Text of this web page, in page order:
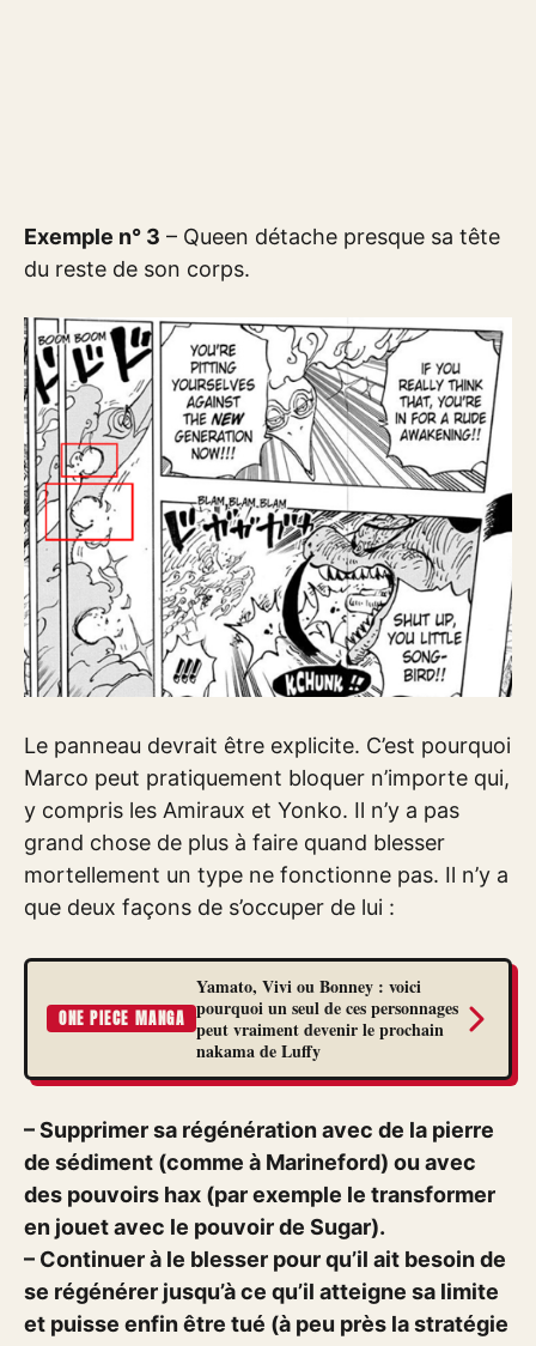
Exemple n° 3 – Queen détache presque sa tête
du reste de son corps.
Le panneau devrait être explicite. C’est pourquoi
Marco peut pratiquement bloquer n’importe qui,
y compris les Amiraux et Yonko. Il n’y a pas
grand chose de plus à faire quand blesser
mortellement un type ne fonctionne pas. Il n’y a
que deux façons de s’occuper de lui :
ONE PIECE MANGA
Yamato, Vivi ou Bonney : voici
pourquoi un seul de ces personnages
peut vraiment devenir le prochain
nakama de Luffy
– Supprimer sa régénération avec de la pierre
de sédiment (comme à Marineford) ou avec
des pouvoirs hax (par exemple le transformer
en jouet avec le pouvoir de Sugar).
– Continuer à le blesser pour qu’il ait besoin de
se régénérer jusqu’à ce qu’il atteigne sa limite
et puisse enfin être tué (à peu près la stratégie